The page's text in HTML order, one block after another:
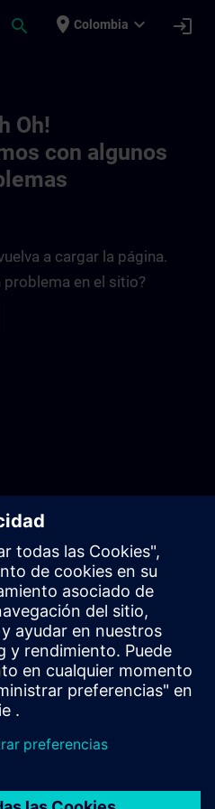
search place Colombia expand_more login
Oh!
con algunos
a cargar la página.
problema en el sitio?